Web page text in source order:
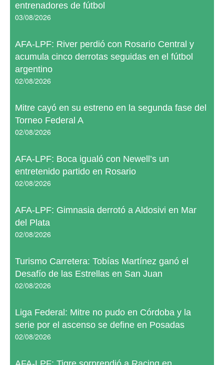
entrenadores de fútbol
03/08/2026
AFA-LPF: River perdió con Rosario Central y
acumula cinco derrotas seguidas en el fútbol
argentino
02/08/2026
Mitre cayó en su estreno en la segunda fase del
Torneo Federal A
02/08/2026
AFA-LPF: Boca igualó con Newell’s un
entretenido partido en Rosario
02/08/2026
AFA-LPF: Gimnasia derrotó a Aldosivi en Mar
del Plata
02/08/2026
Turismo Carretera: Tobías Martínez ganó el
Desafío de las Estrellas en San Juan
02/08/2026
Liga Federal: Mitre no pudo en Córdoba y la
serie por el ascenso se define en Posadas
02/08/2026